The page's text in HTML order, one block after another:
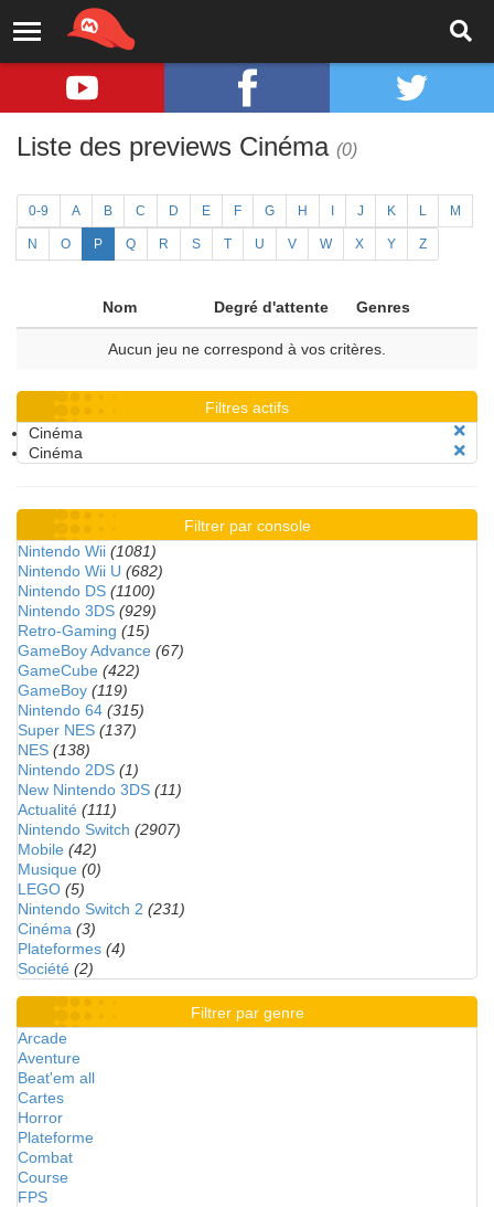
Liste des previews Cinéma (0)
0-9 A B C D E F G H J K L M
N O P Q R S T U V W X Y Z
Nom Degré d'attente Genres
Aucun jeu ne correspond à vos critères.
Filtres actifs
Cinéma
Cinéma
Filtrer par console
Nintendo Wii (1081)
Nintendo Wii U (682)
Nintendo DS (1100)
Nintendo 3DS (929)
Retro-Gaming (15)
GameBoy Advance (67)
GameCube (422)
GameBoy (119)
Nintendo 64 (315)
Super NES (137)
NES (138)
Nintendo 2DS (1)
New Nintendo 3DS (11)
Actualité (111)
Nintendo Switch (2907)
Mobile (42)
Musique (0)
LEGO (5)
Nintendo Switch 2 (231)
Cinéma (3)
Plateformes (4)
Société (2)
Filtrer par genre
Arcade
Aventure
Beat'em all
Cartes
Horror
Plateforme
Combat
Course
FPS